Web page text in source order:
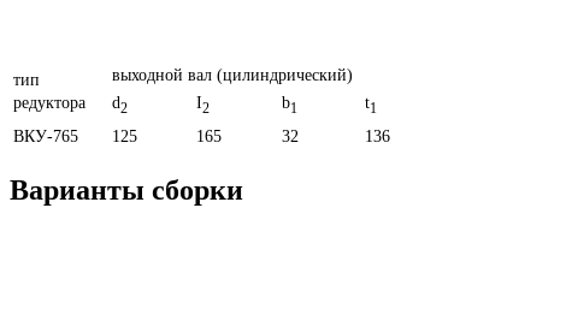
тип
редуктора
выходной вал (цилиндрический)
d2 I2 b1 t1
ВКУ-765 125 165 32 136
Варианты сборки